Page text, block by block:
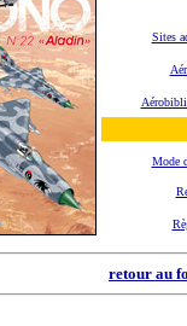
Sites
Mode
retour au